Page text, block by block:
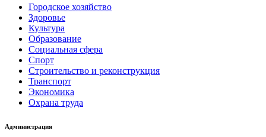
Городское хозяйство
Здоровье
Культура
Образование
Социальная сфера
Спорт
Строительство и реконструкция
Транспорт
Экономика
Охрана труда
Администрация